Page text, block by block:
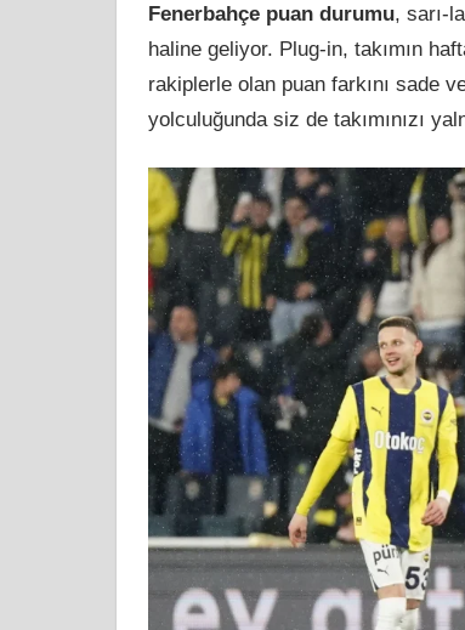
Fenerbahçe puan durumu, sarı-
haline geliyor. Plug-in, takımın
rakiplerle olan puan farkını sade
yolculuğunda siz de takımınızı